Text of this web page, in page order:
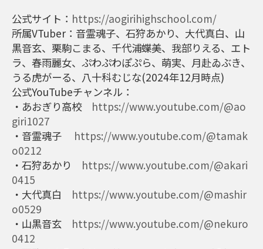
公式サイト： https://aogirihighschool.com/
所属VTuber：音霊魂子、石狩あかり、大代真白、山
黒音玄、栗駒こまる、千代浦蝶美、我部りえる、エト
ラ、春雨麗女、ぷわぷわぽぷら、萌実、月赴ゐぶき、
うる虎がーる、八十科むじな(2024年12月時点)
公式YouTubeチャンネル：
・あおぎり高校 https://www.youtube.com/@ao
giri1027
・音霊魂子 https://www.youtube.com/@tamak
o0212
・石狩あかり https://www.youtube.com/@akari
0415
・大代真白 https://www.youtube.com/@mashir
o0529
・山黒音玄 https://www.youtube.com/@nekuro
0412